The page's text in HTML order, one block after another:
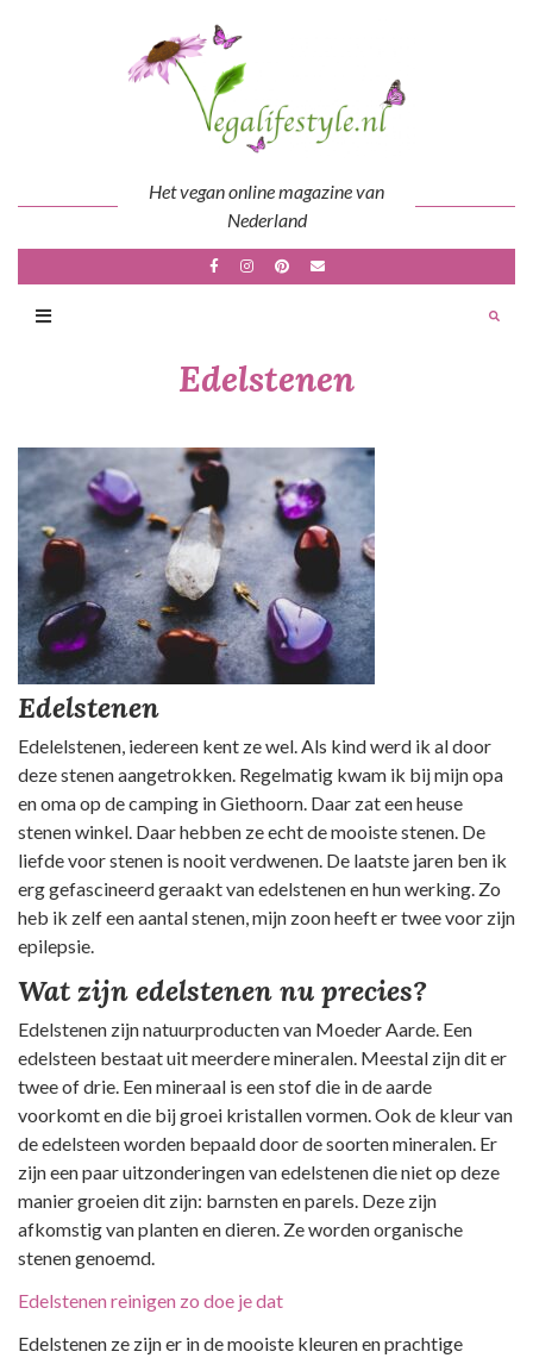
Het vegan online magazine van
Nederland
Edelstenen
Edelstenen
Edelelstenen, iedereen kent ze wel. Als kind werd ik al door
deze stenen aangetrokken. Regelmatig kwam ik bij mijn opa
en oma op de camping in Giethoorn. Daar zat een heuse
stenen winkel. Daar hebben ze echt de mooiste stenen. De
liefde voor stenen is nooit verdwenen. De laatste jaren ben ik
erg gefascineerd geraakt van edelstenen en hun werking. Zo
heb ik zelf een aantal stenen, mijn zoon heeft er twee voor zijn
epilepsie.
Wat zijn edelstenen nu precies?
Edelstenen zijn natuurproducten van Moeder Aarde. Een
edelsteen bestaat uit meerdere mineralen. Meestal zijn dit er
twee of drie. Een mineraal is een stof die in de aarde
voorkomt en die bij groei kristallen vormen. Ook de kleur van
de edelsteen worden bepaald door de soorten mineralen. Er
zijn een paar uitzonderingen van edelstenen die niet op deze
manier groeien dit zijn: barnsten en parels. Deze zijn
afkomstig van planten en dieren. Ze worden organische
stenen genoemd.
Edelstenen reinigen zo doe je dat
Edelstenen ze zijn er in de mooiste kleuren en prachtige